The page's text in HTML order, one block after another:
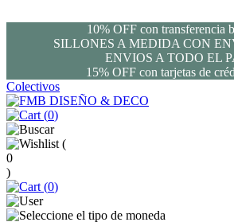
10% OFF con transferencia
SILLONES A MEDIDA CON
ENVIOS A TODO EL
15% OFF con tarjetas de
Colectivos
(0)
(
0
)
(0)